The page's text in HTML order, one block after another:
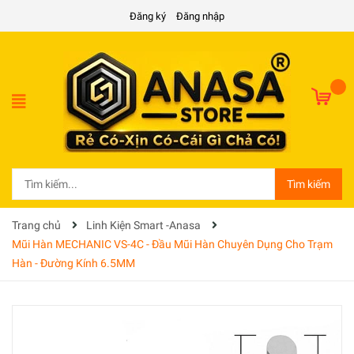
Đăng ký Đăng nhập
Tìm kiếm
Trang chủ
Linh Kiện Smart -Anasa
Mũi Hàn MECHANIC VS-4C - Đầu Mũi Hàn Chuyên Dụng Cho Trạm
Hàn - Đường Kính 6.5MM